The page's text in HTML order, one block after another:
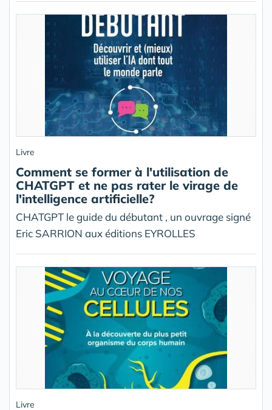
Livre
Comment se former à l'utilisation de
CHATGPT et ne pas rater le virage de
l'intelligence artificielle?
CHATGPT le guide du débutant , un ouvrage signé
Eric SARRION aux éditions EYROLLES
Livre